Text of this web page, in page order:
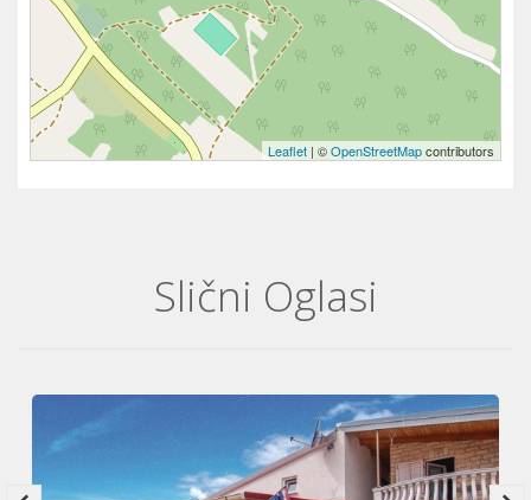
Leaflet | ©OpenStreetMapcontributors
Slični Oglasi